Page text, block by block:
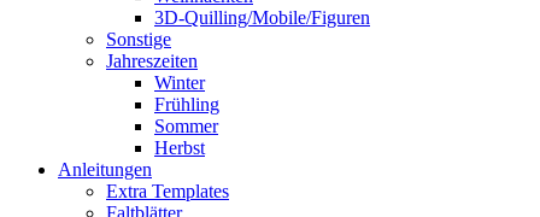
3D-Quilling/Mobile/Figuren
Sonstige
Jahreszeiten
Winter
Frühling
Sommer
Herbst
Anleitungen
Extra Templates
Faltblätter